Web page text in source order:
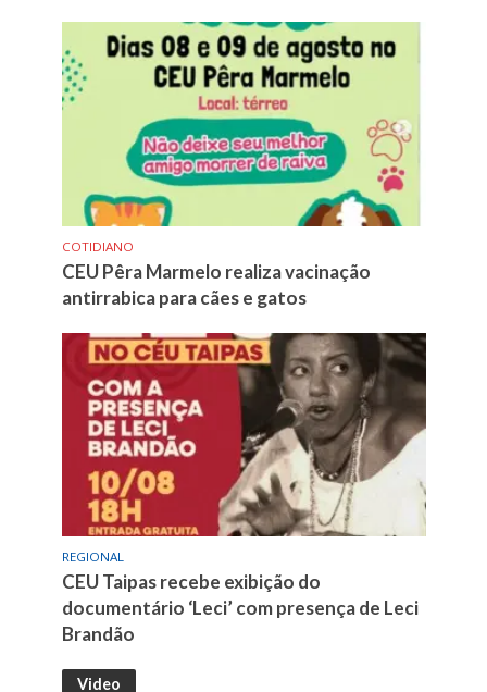
COTIDIANO
CEU Pêra Marmelo realiza vacinação
antirrabica para cães e gatos
REGIONAL
CEU Taipas recebe exibição do
documentário ‘Leci’ com presença de Leci
Brandão
Video